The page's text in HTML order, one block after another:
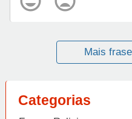
Mais
Categorias